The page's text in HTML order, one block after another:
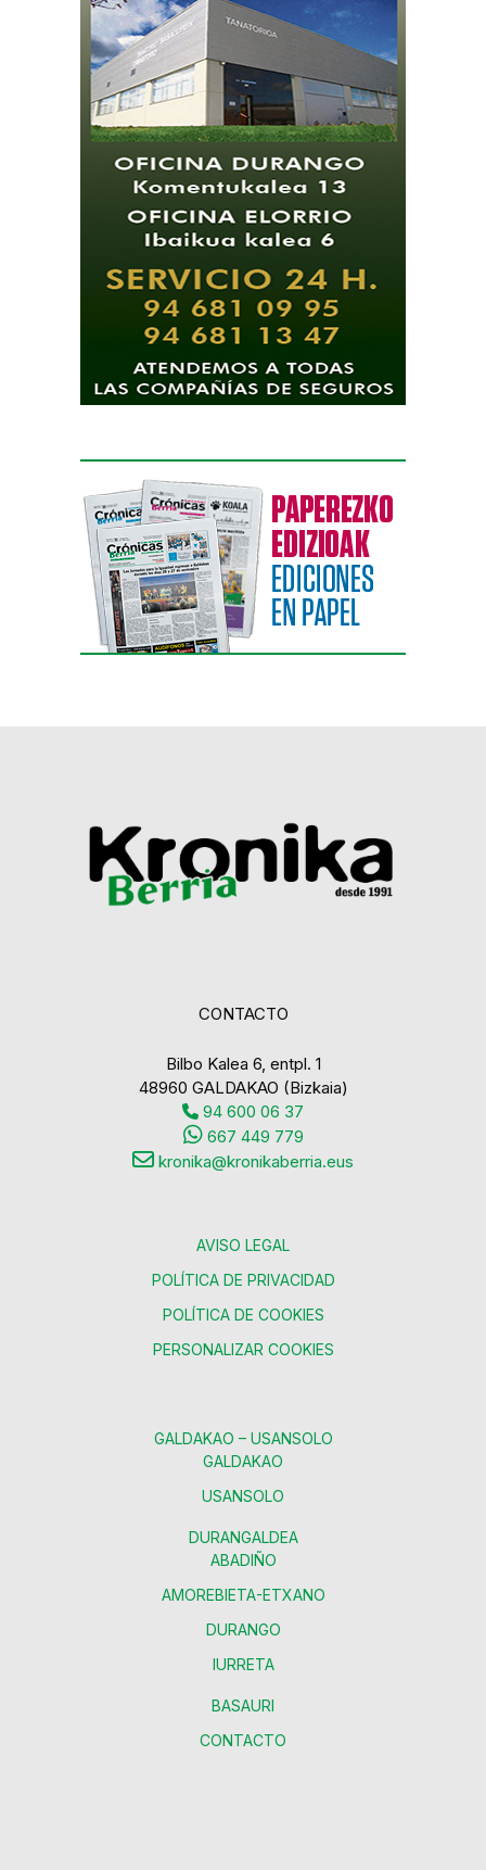
CONTACTO
Bilbo Kalea 6, entpl. 1
48960 GALDAKAO (Bizkaia)
94 600 06 37
667 449 779
kronika@kronikaberria.eus
AVISO LEGAL
POLÍTICA DE PRIVACIDAD
POLÍTICA DE COOKIES
PERSONALIZAR COOKIES
GALDAKAO – USANSOLO
GALDAKAO
USANSOLO
DURANGALDEA
ABADIÑO
AMOREBIETA-ETXANO
DURANGO
IURRETA
BASAURI
CONTACTO